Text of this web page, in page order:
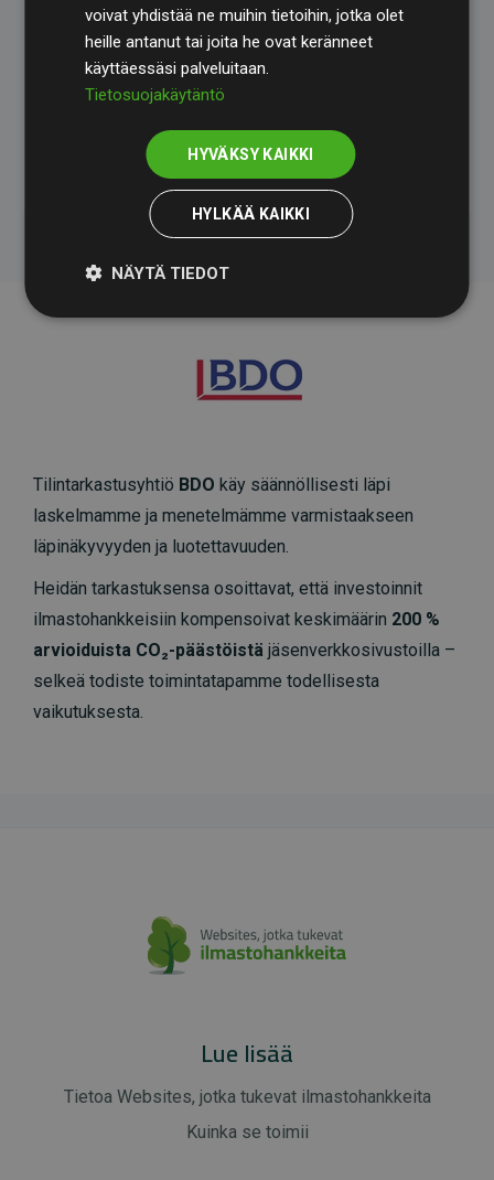
lisää yksittäisistä hankkeistatäältä.
Websites, jotka tukevat ilmastohankkeita aloite
Tilintarkastusyhtiö BDO käy säännöllisesti läpi
laskelmamme ja menetelmämme varmistaakseen
läpinäkyvyyden ja luotettavuuden.
Heidän tarkastuksensa osoittavat, että investoinnit
ilmastohankkeisiin kompensoivat keskimäärin 200 %
arvioiduista CO₂-päästöistä jäsenverkkosivustoilla –
selkeä todiste toimintatapamme todellisesta
vaikutuksesta.
Lue lisää
Tietoa Websites, jotka tukevat ilmastohankkeita
Kuinka se toimii
voivat yhdistää ne muihin tietoihin, jotka olet
heille antanut tai joita he ovat keränneet
käyttäessäsi palveluitaan.
Tietosuojakäytäntö
HYVÄKSY KAIKKI
HYLKÄÄ KAIKKI
NÄYTÄ TIEDOT